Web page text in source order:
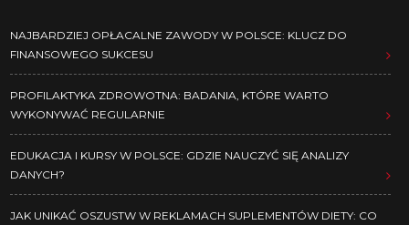
NAJBARDZIEJ OPŁACALNE ZAWODY W POLSCE: KLUCZ DO
FINANSOWEGO SUKCESU
PROFILAKTYKA ZDROWOTNA: BADANIA, KTÓRE WARTO
WYKONYWAĆ REGULARNIE
EDUKACJA I KURSY W POLSCE: GDZIE NAUCZYĆ SIĘ ANALIZY
DANYCH?
JAK UNIKAĆ OSZUSTW W REKLAMACH SUPLEMENTÓW DIETY: CO